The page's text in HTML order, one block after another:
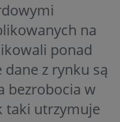
na
ponad
dane z rynku są
bezrobocia w
taki utrzymuje